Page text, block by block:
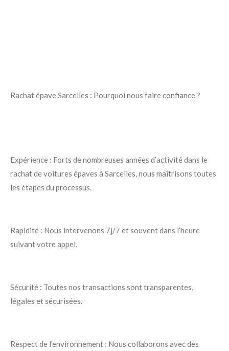
Rachat épave Sarcelles : Pourquoi nous faire confiance ?
Expérience : Forts de nombreuses années d’activité dans le
rachat de voitures épaves à Sarcelles, nous maîtrisons toutes
les étapes du processus.
Rapidité : Nous intervenons 7j/7 et souvent dans l’heure
suivant votre appel.
Sécurité : Toutes nos transactions sont transparentes,
légales et sécurisées.
Respect de l’environnement : Nous collaborons avec des